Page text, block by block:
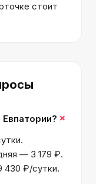
стоит
+
— 3 179 ₽.
430 ₽/сутки.